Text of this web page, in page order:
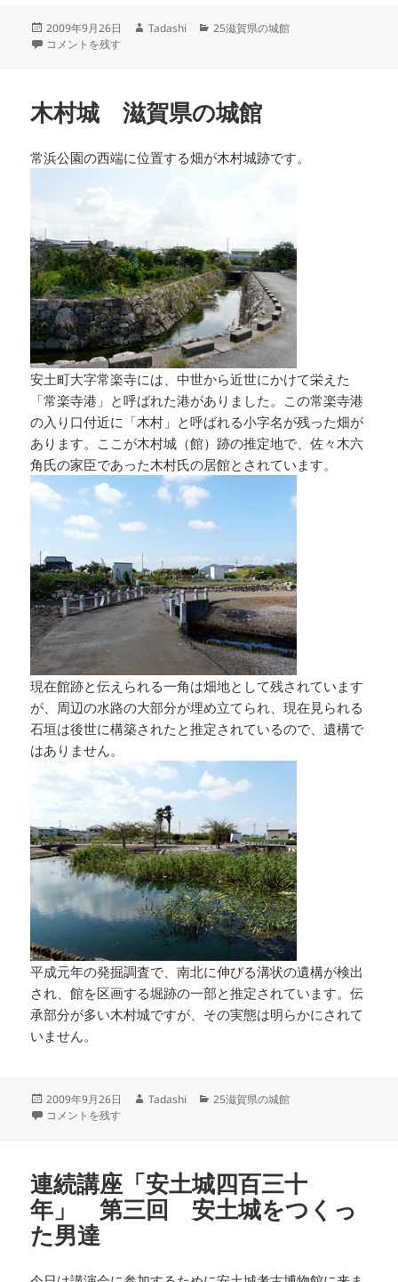
投
稿
2009年9月26日
作
Tadashi
カ
25滋賀県の城館
観音寺城 滋賀県の城館 に
コメントを残す
木村城 滋賀県の城館
常浜公園の西端に位置する畑が木村城跡です。
安土町大字常楽寺には、中世から近世にかけて栄えた
「常楽寺港」と呼ばれた港がありました。この常楽寺港
の入り口付近に「木村」と呼ばれる小字名が残った畑が
あります。ここが木村城（館）跡の推定地で、佐々木六
角氏の家臣であった木村氏の居館とされています。
現在館跡と伝えられる一角は畑地として残されています
が、周辺の水路の大部分が埋め立てられ、現在見られる
石垣は後世に構築されたと推定されているので、遺構で
はありません。
平成元年の発掘調査で、南北に伸びる溝状の遺構が検出
され、館を区画する堀跡の一部と推定されています。伝
承部分が多い木村城ですが、その実態は明らかにされて
いません。
投
稿
2009年9月26日
作
Tadashi
カ
25滋賀県の城館
木村城 滋賀県の城館 に
コメントを残す
連続講座「安土城四百三十
年」 第三回 安土城をつくっ
た男達